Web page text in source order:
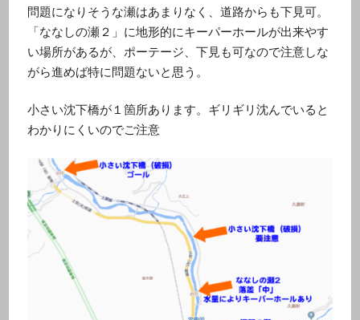
問題になりそうな瀬はあまりなく、道路からも下見可。
「ななしの瀬２」に地形的にキーパーホールが出来やす
い場所があるが、ポーテージ、下見も可なので注意しな
がら進めば特に問題ないと思う。
小さい沈下橋が１箇所あります。ギリギリ沈んでいると
わかりにくいのでご注意